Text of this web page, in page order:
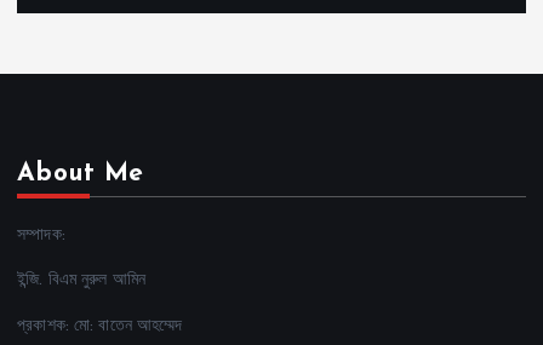
About Me
সম্পাদক:
ইন্জি. বিএম নুরুল আমিন
প্রকাশক: মো: বাতেন আহম্মেদ